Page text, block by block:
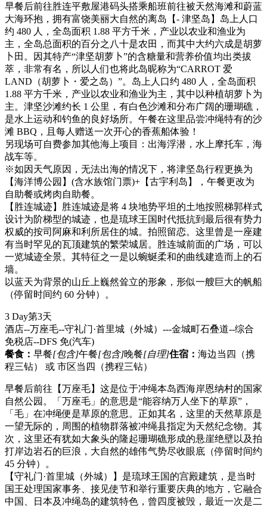
早餐后前往胜连平敷屋港码头搭乘船班前往被天然海滩和蔚蓝
大海环抱，拥有富饶美丽大自然的离岛【- 津坚岛】岛上人口
约 480 人，全岛面积 1.88 平方千米，产业以农业和渔业为
主，全岛总面积的百分之八十是农田，而其中大约六成是胡萝
卜田。因其特产“津坚胡萝卜”的含糖量和营养价值均出类拔
萃，非常有名，所以人们也将此岛昵称为“CARROT 爱
LAND（胡萝卜・爱之岛）”。岛上人口约 480 人，全岛面积
1.88 平方千米，产业以农业和渔业为主，其中以种植胡萝卜为
主。津坚沙滩约长 1 公里，有白色沙滩和分布广阔的珊瑚礁，
是水上运动和钓鱼的良好场所。午餐在这里品尝冲绳特有的沙
滩 BBQ，且每人赠送一次开心的香蕉船体验！
另现场可自费参加其他海上项目：出海浮潜，水上摩托车，海
战车等。
※如因天气原因，无法出海的情况下，将津坚岛行程更换为
【海洋博公园】(含水族馆门票)+【古宇利岛】，午餐更改为
自助餐或烤肉自助餐。
【胜连城迹】胜连城迹是将 4 块地势平坦的土地按照梯郭样式
设计为阶梯型的城迹，也是琉球王国时代抵抗到最后很有势力
权威的按司阿麻和利所居住的城。拍照留恋。这里曾是一座建
有当时罕见的瓦顶建筑的繁荣城居。胜连城前面的广场，可以
一览城迹全景。其特征之一是以蜿蜒柔和的曲线建造而上的石
墙。
以蓝天为背景的山丘上巍然耸立的形象，形似一艘巨大的帆船
（停留时间约 60 分钟）。
3 Day第3天
酒店--万座毛--守礼门·首里城（外城）---金城町石叠道--综合
免税店--DFS 免(汽车)
餐食： 早餐[包含]午餐[包含]晚餐[自理]住宿： 海边当四（携
程三钻） 或 市区当四（携程三钻）
早餐后前往【万座毛】这是位于冲绳本岛西海岸恩纳村的国家
自然公园。「万座毛」的意思是“能容纳万人坐下的草原”，
「毛」在冲绳便是草原的意思。正如其名，这里的天然草原是
一望无际的，周围的植物群落被冲绳县指定为天然纪念物。其
次，这里还有犹如大象头的隆起珊瑚礁形成的悬崖绝壁以及拍
打岸边岩石的巨浪，大自然的雄伟气势尽收眼底（停留时间约
45 分钟）。
【守礼门·首里城（外城）】是琉球王国的宫殿建筑，是当时
国王处理国家事务、接见使节和举行重要庆典的地方，它融合
中国、日本及冲绳岛的建筑特色，曾四度被毁，最近一次是二